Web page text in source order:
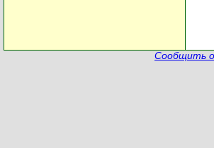
Сообщить о